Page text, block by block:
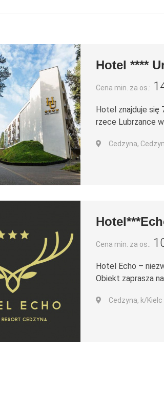
Hotel ****
Cena min. za os.:
Hotel znajduje się
rzece Lubrzance
Cedzyna,
Cena min. za os.:
Hotel Echo –
Obiekt zaprasza
Cedzyna, k/Kielc